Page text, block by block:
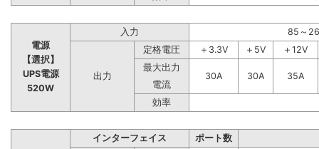
電源
【選択】
UPS電源
520W
入力 85～
出力
定格電圧 ＋3.3V ＋5V
＋12V
最大出力
30A
30A
35A
電流
効率
インターフェイス
ポート数